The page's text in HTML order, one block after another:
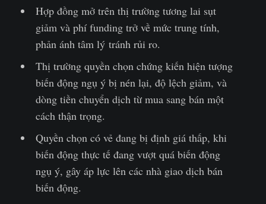
Hợp đồng mở trên thị trường tương lai sụt
giảm và phí funding trở về mức trung tính,
phản ánh tâm lý tránh rủi ro.
Thị trường quyền chọn chứng kiến hiện tượng
biến động ngụ ý bị nén lại, độ lệch giảm, và
dòng tiền chuyển dịch từ mua sang bán một
cách thận trọng.
Quyền chọn có vẻ đang bị định giá thấp, khi
biến động thực tế đang vượt quá biến động
ngụ ý, gây áp lực lên các nhà giao dịch bán
biến động.